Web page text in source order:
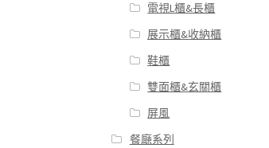
電視L櫃&長櫃
展示櫃&收納櫃
鞋櫃
雙面櫃&玄關櫃
屏風
餐廰系列